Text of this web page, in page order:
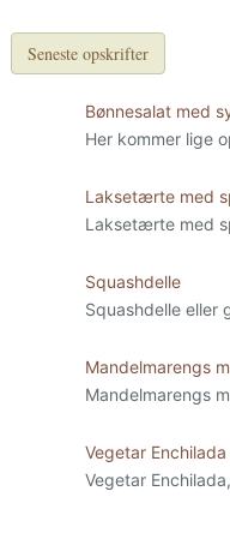
Seneste opskrifter
Bønnesalat med
Her kommer lige
Laksetærte med
Laksetærte med
Squashdelle
Squashdelle eller
Mandelmarengs
Mandelmarengs
Vegetar Enchilada
Vegetar